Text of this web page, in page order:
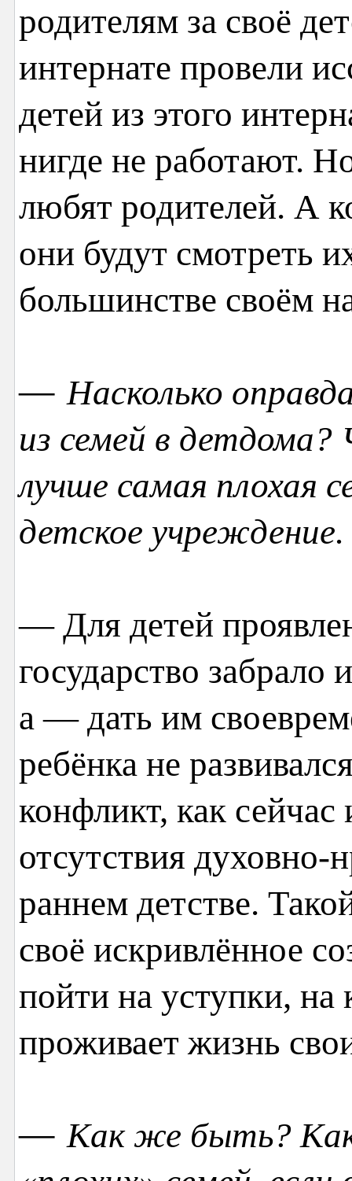
родителям за своё
интернате провели
детей из этого
нигде не работают.
любят родителей. А
они будут смотреть
большинстве своём
— Насколько
из семей в
лучше самая плохая
детское учреждение.
— Для детей
государство забрало
а — дать им
ребёнка не
конфликт, как сейчас
отсутствия духовно-
раннем детстве.
своё искривлённое
пойти на уступки,
проживает жизнь
— Как же быть?